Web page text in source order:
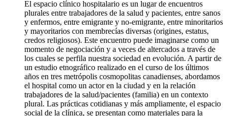
El espacio clínico hospitalario es un lugar de encuentros
plurales entre trabajadores de la salud y pacientes, entre sanos
y enfermos, entre emigrante y no-emigrante, entre minoritarios
y mayoritarios con membrecías diversas (origines, estatus,
credos religiosos). Este encuentro puede imaginarse como un
momento de negociación y a veces de altercados a través de
los cuales se perfila nuestra sociedad en evolución. A partir de
un estudio etnográfico realizado en el curso de los últimos
años en tres metrópolis cosmopolitas canadienses, abordamos
el hospital como un actor en la ciudad y en la relación
trabajadores de la salud/pacientes (familia) en un contexto
plural. Las prácticas cotidianas y más ampliamente, el espacio
social de la clínica, se presentan como materiales para la